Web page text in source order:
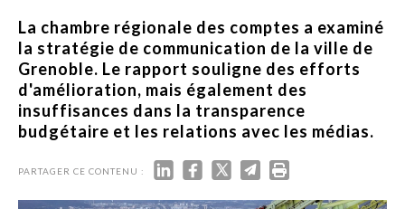
La chambre régionale des comptes a examiné
la stratégie de communication de la ville de
Grenoble. Le rapport souligne des efforts
d'amélioration, mais également des
insuffisances dans la transparence
budgétaire et les relations avec les médias.
PARTAGER CE CONTENU :